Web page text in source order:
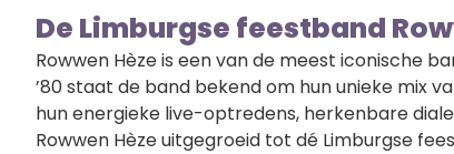
De Limburgse feestband
Rowwen Hèze is een van de meest iconische
’80 staat de band bekend om hun unieke mix
hun energieke live-optredens, herkenbare
Rowwen Hèze uitgegroeid tot dé Limburgse